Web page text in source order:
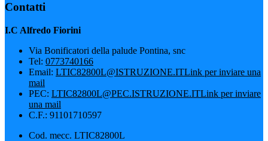
Contatti
I.C Alfredo Fiorini
Via Bonificatori della palude Pontina, snc
Tel: 0773740166
Email: LTIC82800L@ISTRUZIONE.ITLink per inviare una
mail
PEC: LTIC82800L@PEC.ISTRUZIONE.ITLink per inviare
una mail
C.F.: 91101710597
Cod. mecc. LTIC82800L